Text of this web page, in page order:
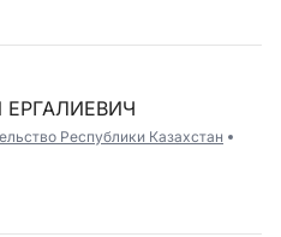
ЕРГАЛИЕВИЧ
Республики Казахстан